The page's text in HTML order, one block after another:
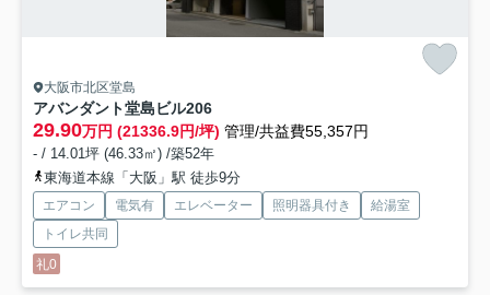
大阪市北区堂島
アバンダント堂島ビル206
29.90万円 (21336.9円/坪) 管理/共益費55,357円
- / 14.01坪 (46.33㎡) /築52年
東海道本線「大阪」駅 徒歩9分
エアコン 電気有 エレベーター 照明器具付き
給湯室
トイレ共同
礼0